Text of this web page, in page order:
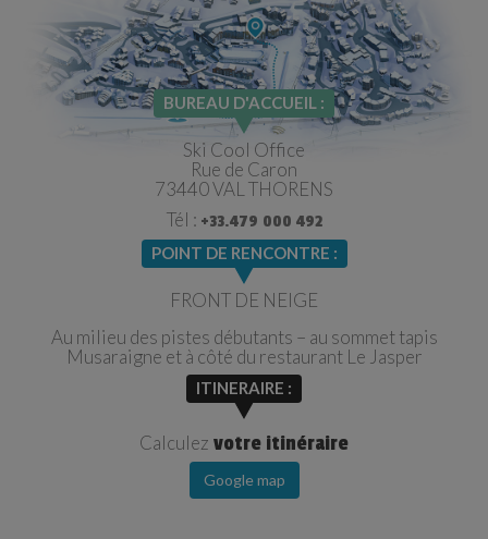
BUREAU D'ACCUEIL :
Ski Cool Office
Rue de Caron
73440 VAL THORENS
Tél : +33.479 000 492
POINT DE RENCONTRE :
FRONT DE NEIGE
Au milieu des pistes débutants – au sommet tapis
Musaraigne et à côté du restaurant Le Jasper
ITINERAIRE :
Calculez votre itinéraire
Google map